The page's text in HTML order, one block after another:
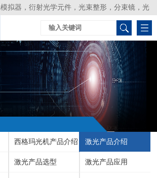
拟器，衍射光学元件，光束整形，分束镜，光
束分析仪，Layertec
西格玛光机产品介绍 激光产品介绍
激光产品选型 激光产品应用